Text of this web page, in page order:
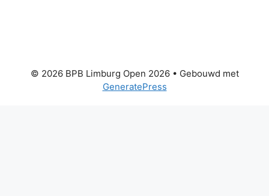
© 2026 BPB Limburg Open 2026• Gebouwd met
GeneratePress